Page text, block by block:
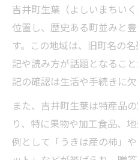
吉井町生葉（よしいまちい
位置し、歴史ある町並みと
す。この地域は、旧町名の
記や読み方が話題となるこ
記の確認は生活や手続きに欠
また、吉井町生葉は特産品
り、特に果物や加工食品、
例として「うきは産の柿」